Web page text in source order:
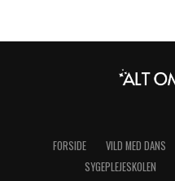
FORSIDE VILD MED DANS
SYGEPLEJESKOLEN